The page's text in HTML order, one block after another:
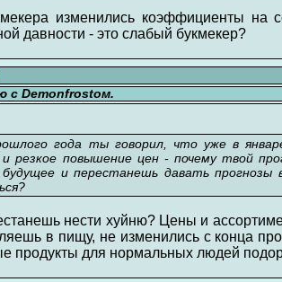
изменились коэффициенты на
давности - это слабый букмекер?
с Demonfrostом.
года ты говорил, что уже в
и резкое повышение цен - почему твой
и перестанешь давать
нести хуйню? Цены и
в пищу, не изменились с конца
продукты для нормальных людей